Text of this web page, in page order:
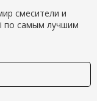
смесители и
по самым лучшим